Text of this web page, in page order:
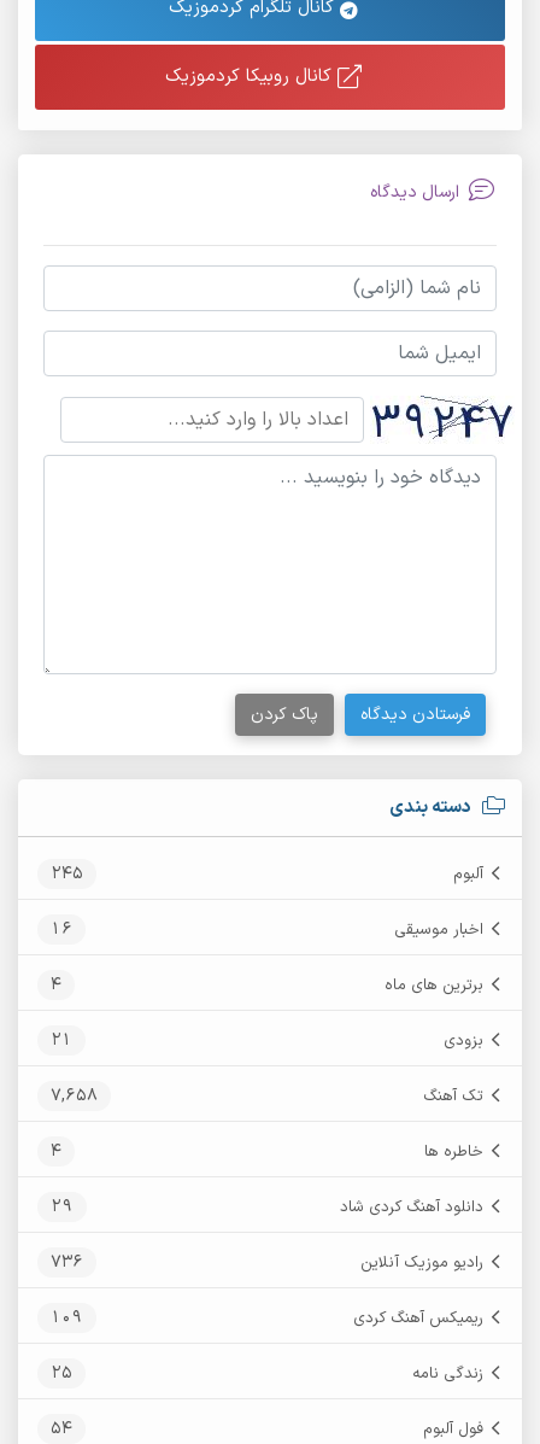
دسته بندی
آلبوم 245
اخبار موسیقی 16
برترین های ماه 4
بزودی 21
تک آهنگ 7,658
خاطره ها 4
دانلود آهنگ کردی شاد 29
رادیو موزیک آنلاین 736
ریمیکس آهنگ کردی 109
زندگی نامه 25
فول آلبوم 54
کانال تلگرام کردموزیک
کانال روبیکا کردموزیک
ارسال دیدگاه
فرستادن دیدگاه پاک کردن